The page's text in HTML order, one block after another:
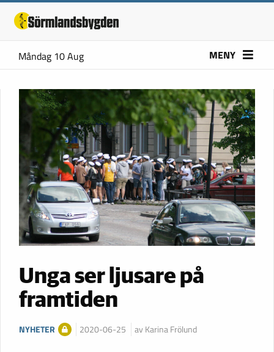
Måndag 10 Aug MENY
Unga ser ljusare på
framtiden
NYHETER 2020-06-25 av Karina Frölund